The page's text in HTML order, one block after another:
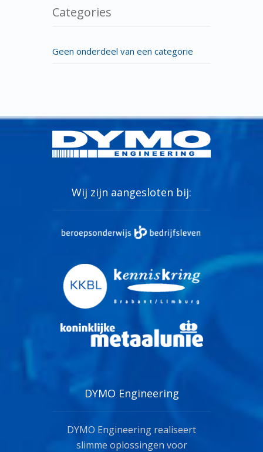
Categories
Geen onderdeel van een categorie
Wij zijn aangesloten bij:
DYMO Engineering
DYMO Engineering realiseert
slimme oplossingen voor